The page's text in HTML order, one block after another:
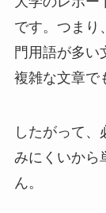
です。つまり
門用語が多い
複雑な文章で
したがって
みにくいから
ん。